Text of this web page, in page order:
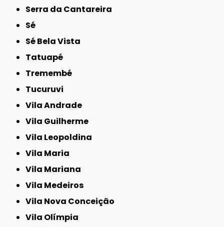
Serra da Cantareira
Sé
Sé Bela Vista
Tatuapé
Tremembé
Tucuruvi
Vila Andrade
Vila Guilherme
Vila Leopoldina
Vila Maria
Vila Mariana
Vila Medeiros
Vila Nova Conceição
Vila Olímpia